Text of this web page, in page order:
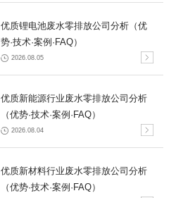
优质锂电池废水零排放公司分析（优
势·技术·案例·FAQ）
2026.08.05
优质新能源行业废水零排放公司分析
（优势·技术·案例·FAQ）
2026.08.04
优质新材料行业废水零排放公司分析
（优势·技术·案例·FAQ）